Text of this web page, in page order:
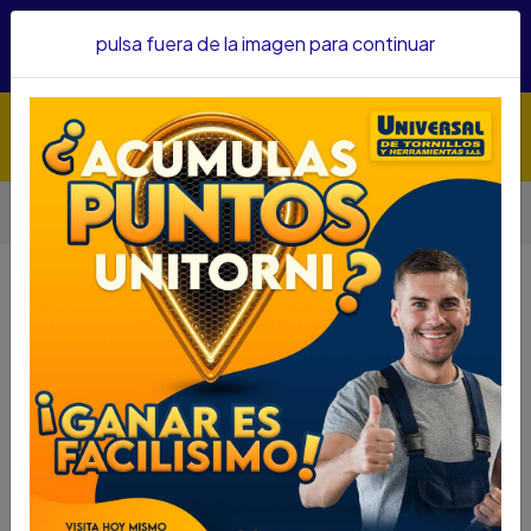
confianza&nbsp;Recibe un KIT PARRILLERO por compras
Herramientas
Accesorios Para Herramientas
MACHUELOS NF WIN 7/16 16-01017
MACHUELOS NF WIN 7/16 16-01017
MACHUELOS NF WIN 7/16 16-01017
SKU...66840035
DESCRIPCIÓN....
pulsa fuera de la imagen para continuar